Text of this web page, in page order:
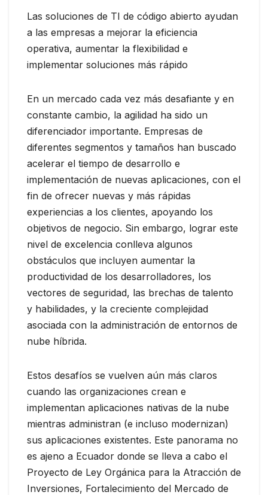
Las soluciones de TI de código abierto ayudan
a las empresas a mejorar la eficiencia
operativa, aumentar la flexibilidad e
implementar soluciones más rápido
En un mercado cada vez más desafiante y en
constante cambio, la agilidad ha sido un
diferenciador importante. Empresas de
diferentes segmentos y tamaños han buscado
acelerar el tiempo de desarrollo e
implementación de nuevas aplicaciones, con el
fin de ofrecer nuevas y más rápidas
experiencias a los clientes, apoyando los
objetivos de negocio. Sin embargo, lograr este
nivel de excelencia conlleva algunos
obstáculos que incluyen aumentar la
productividad de los desarrolladores, los
vectores de seguridad, las brechas de talento
y habilidades, y la creciente complejidad
asociada con la administración de entornos de
nube híbrida.
Estos desafíos se vuelven aún más claros
cuando las organizaciones crean e
implementan aplicaciones nativas de la nube
mientras administran (e incluso modernizan)
sus aplicaciones existentes. Este panorama no
es ajeno a Ecuador donde se lleva a cabo el
Proyecto de Ley Orgánica para la Atracción de
Inversiones, Fortalecimiento del Mercado de